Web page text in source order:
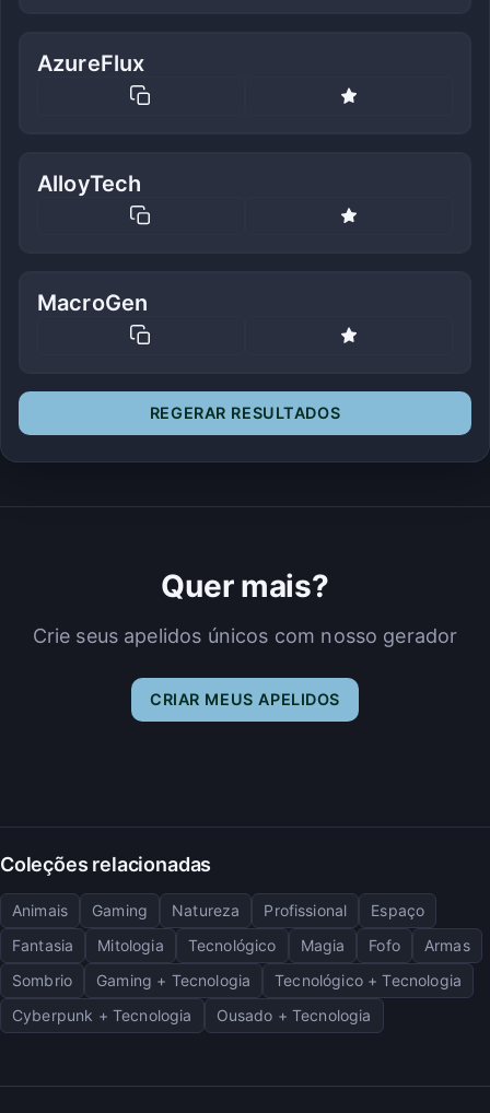
AzureFlux
AlloyTech
MacroGen
REGERAR RESULTADOS
Quer mais?
Crie seus apelidos únicos com nosso gerador
CRIAR MEUS APELIDOS
Coleções relacionadas
Animais Gaming Natureza Profissional
Espaço
Fantasia
Mitologia Tecnológico Magia Fofo
Armas
Sombrio
Gaming + Tecnologia
Tecnológico + Tecnologia
Cyberpunk + Tecnologia
Ousado + Tecnologia